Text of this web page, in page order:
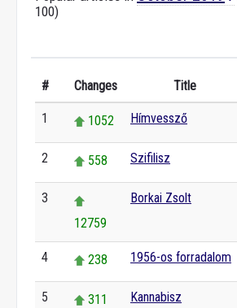
100)
# Changes Title
1 1052 Hímvessző
2 558 Szifilisz
3
12759
Borkai Zsolt
4 238 1956-os forradalom
5 311 Kannabisz